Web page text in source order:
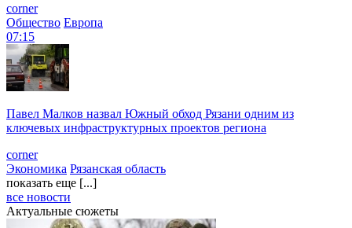
corner
Общество Европа
07:15
Павел Малков назвал Южный обход Рязани одним из
ключевых инфраструктурных проектов региона
corner
Экономика Рязанская область
показать еще [...]
все новости
Актуальные сюжеты